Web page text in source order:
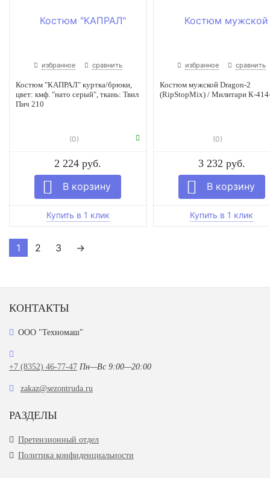
избранное сравнить
Костюм "КАПРАЛ" куртка/брюки,
цвет: кмф. "нато серый", ткань: Твил
Пич 210
(0)
2 224 руб.
избранное сравнить
Костюм мужской Dragon-2
(RipStopMix) / Милитари К-
(0)
3 232 руб.
1 2 3 →
КОНТАКТЫ
ООО "Техномаш"
+7 (8352) 46-77-47 Пн—Вс 9:00—20:00
zakaz@sezontruda.ru
РАЗДЕЛЫ
Претензионный отдел
Политика конфиденциальности